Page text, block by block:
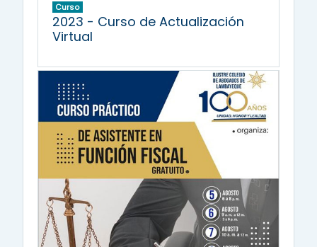
Curso
2023 - Curso de Actualización
Virtual